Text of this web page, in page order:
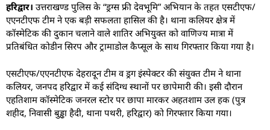
हरिद्वार। उत्तराखण्ड पुलिस के “ड्रग्स फ्री देवभूमि” अभियान के तहत एसटीएफ/
एएनटीएफ टीम ने एक बड़ी सफलता हासिल की है। थाना कलियर क्षेत्र में
कॉस्मेटिक की दुकान चलाने वाले शातिर अभियुक्त को वाणिज्य मात्रा में
प्रतिबंधित कोडीन सिरप और ट्रामाडोल कैप्सूल के साथ गिरफ्तार किया गया है।
एसटीएफ/एएनटीएफ देहरादून टीम व ड्रग इंस्पेक्टर की संयुक्त टीम ने थाना
कलियर, जनपद हरिद्वार में कई संदिग्ध स्थानों पर छापेमारी की। इसी दौरान
एहतिशाम कॉस्मेटिक जनरल स्टोर पर छापा मारकर अहतशाम उल हक (पुत्र
शहीद, निवासी बुड्ढा हैदी, थाना पथरी, हरिद्वार) को गिरफ्तार किया गया।